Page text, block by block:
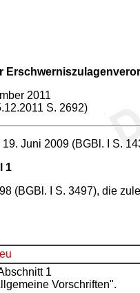
2011
S. 2692)
Juni 2009 (BGBl. I S.
1
(BGBl. I S. 3497), die
1
Vorschriften".